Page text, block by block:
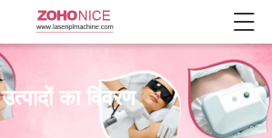
उत्पादों का विवरण